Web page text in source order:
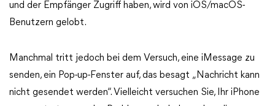
und der Empfänger Zugriff haben, wird von iOS/macOS-
Benutzern gelobt.
Manchmal tritt jedoch bei dem Versuch, eine iMessage zu
senden, ein Pop-up-Fenster auf, das besagt „Nachricht kann
nicht gesendet werden“. Vielleicht versuchen Sie, Ihr iPhone